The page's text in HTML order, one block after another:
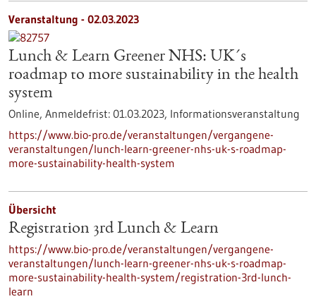
Veranstaltung - 02.03.2023
Lunch & Learn Greener NHS: UK´s
roadmap to more sustainability in the health
system
Online, Anmeldefrist: 01.03.2023, Informationsveranstaltung
https://www.bio-pro.de/veranstaltungen/vergangene-
veranstaltungen/lunch-learn-greener-nhs-uk-s-roadmap-
more-sustainability-health-system
Übersicht
Registration 3rd Lunch & Learn
https://www.bio-pro.de/veranstaltungen/vergangene-
veranstaltungen/lunch-learn-greener-nhs-uk-s-roadmap-
more-sustainability-health-system/registration-3rd-lunch-
learn